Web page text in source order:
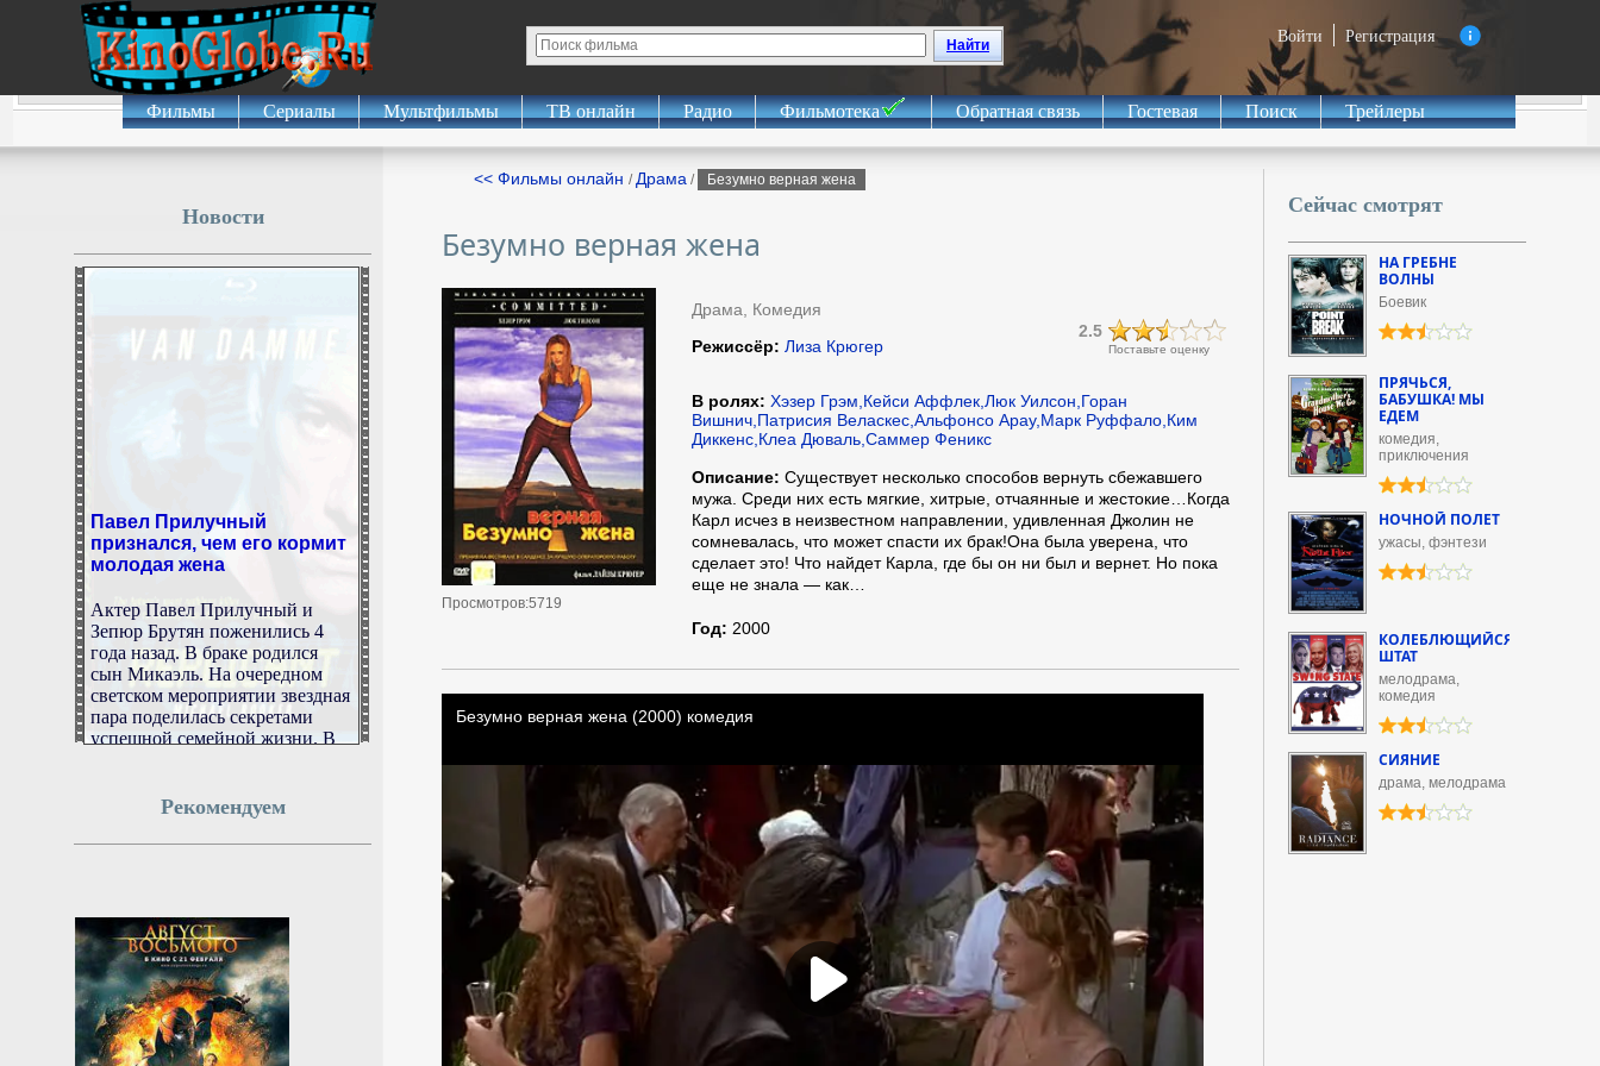
Войти Регистрация
Найти
Фильмы Сериалы Мультфильмы ТВ онлайн Радио Фильмотека Обратная связь Гостевая Поиск Трейлеры
<< Фильмы онлайн / Драма / Безумно верная жена
Безумно верная жена
Просмотров:5719
Драма, Комедия
Поставьте оценку
2.5
Режиссёр: Лиза Крюгер
В ролях: Хэзер Грэм,Кейси Аффлек,Люк Уилсон,Горан
Вишнич,Патрисия Веласкес,Альфонсо Арау,Марк Руффало,Ким
Диккенс,Клеа Дюваль,Саммер Феникс
Описание: Существует несколько способов вернуть сбежавшего
мужа. Среди них есть мягкие, хитрые, отчаянные и жестокие…Когда
Карл исчез в неизвестном направлении, удивленная Джолин не
сомневалась, что может спасти их брак!Она была уверена, что
сделает это! Что найдет Карла, где бы он ни был и вернет. Но пока
еще не знала — как…
Год: 2000
Новости
признался, чем его кормит
молодая жена
Зепюр Брутян поженились 4
года назад. В браке родился
сын Микаэль. На очередном
светском мероприятии звездная
пара поделилась секретами
успешной семейной жизни. В
частности, они рассказали, чем
предпочитают. Как
7 августа 2026г.
19:50:11
Многодетная мать из
«Папиных дочек “Сиваева
Рекомендуем
Сейчас смотрят
НА ГРЕБНЕ
ВОЛНЫ
Боевик
ПРЯЧЬСЯ,
БАБУШКА! МЫ
ЕДЕМ
комедия,
приключения
НОЧНОЙ ПОЛЕТ
ужасы, фэнтези
КОЛЕБЛЮЩИЙСЯ
ШТАТ
мелодрама,
комедия
СИЯНИЕ
драма, мелодрама